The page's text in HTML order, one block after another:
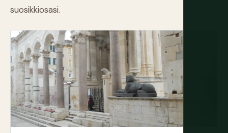
suosikkiosasi.